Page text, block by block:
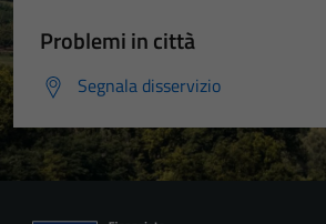
Problemi in città
Segnala disservizio